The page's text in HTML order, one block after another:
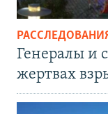
Генералы и
жертвах